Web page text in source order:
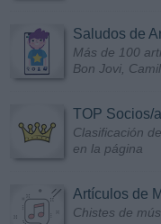
Saludos de
Más de 100
Bon Jovi,
TOP Socios/
Clasificación
en la página
Artículos de
Chistes de